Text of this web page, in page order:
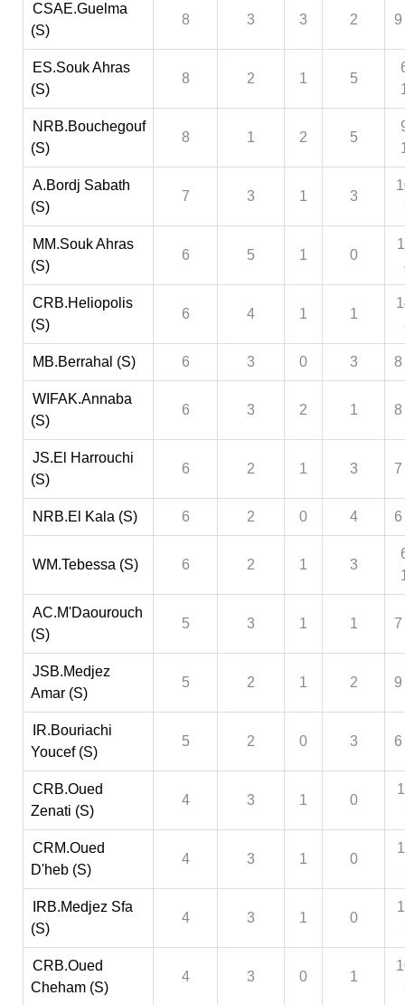
CSAE.Guelma
(S)
8 3 3 2 9
ES.Souk Ahras
(S)
8 2 1 5
NRB.Bouchegouf
(S)
8 1 2 5
A.Bordj Sabath
(S)
7 3 1 3
MM.Souk Ahras
(S)
6 5 1 0
CRB.Heliopolis
(S)
6 4 1 1
MB.Berrahal (S) 6 3 0 3 8
WIFAK.Annaba
(S)
6 3 2 1 8
JS.El Harrouchi
(S)
6 2 1 3 7
NRB.El Kala (S) 6 2 0 4 6
WM.Tebessa (S) 6 2 1 3
AC.M'Daourouch
(S)
5 3 1 1 7
JSB.Medjez
Amar (S)
5 2 1 2 9
IR.Bouriachi
Youcef (S)
5 2 0 3 6
CRB.Oued
Zenati (S)
4 3 1 0
CRM.Oued
D'heb (S)
4 3 1 0
IRB.Medjez Sfa
(S)
4 3 1 0
CRB.Oued
Cheham (S)
4 3 0 1